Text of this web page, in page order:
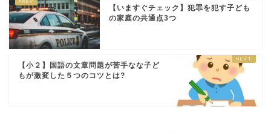
【いますぐチェック】犯罪を犯す子ども
の家庭の共通点3つ
【小２】国語の文章問題が苦手なな子ど
もが激変した５つのコツとは?